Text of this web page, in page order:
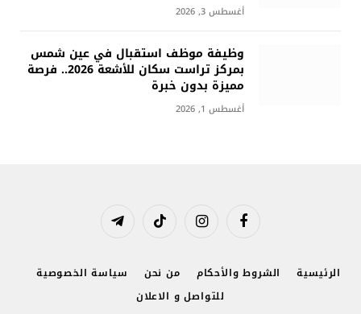
أغسطس 3, 2026
وظيفة موظف استقبال في عين شمس
بمركز تراست سكان للأشعة 2026.. فرصة
مميزة بدون خبرة
أغسطس 1, 2026
فيسبوك الانستغرامتيكتوك تيلقرام
الرئيسية الشروط والأحكام من نحن
سياسة الخصوصية
للتواصل و الاعلان